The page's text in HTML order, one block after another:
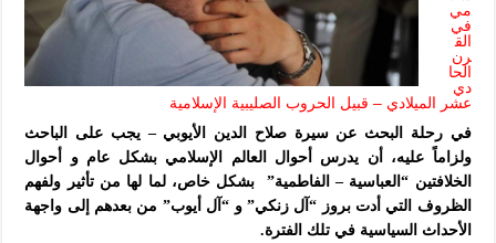
مي
في
الق
رن
الحا
دي
عشر الميلادي – قبيل الحروب الصليبية الإسلامية
في رحلة البحث عن سيرة صلاح الدين الأيوبي – يجب على الباحث
ولزاماً عليه، أن يدرس أحوال العالم الإسلامي بشكل عام و أحوال
الخلافتين “العباسية – الفاطمية” بشكل خاص، لما لها من تأثير ولفهم
الظروف التي أدت بروز “آل زنكي” و “آل أيوب” من بعدهم إلى واجهة
الأحداث السياسية في تلك الفترة.